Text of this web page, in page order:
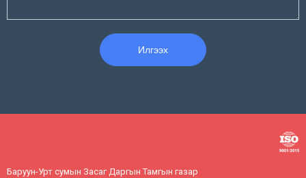
Илгээх
Баруун-Урт сумын Засаг Даргын Тамгын газар